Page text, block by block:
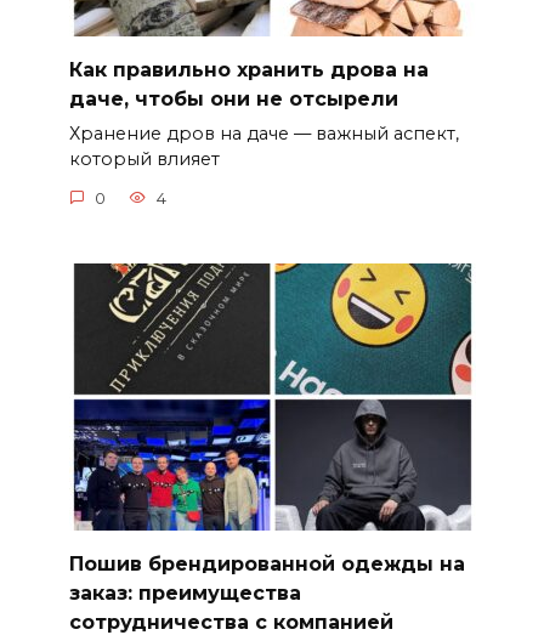
Как правильно хранить дрова на
даче, чтобы они не отсырели
Хранение дров на даче — важный аспект,
который влияет
0 4
Пошив брендированной одежды на
заказ: преимущества
сотрудничества с компанией